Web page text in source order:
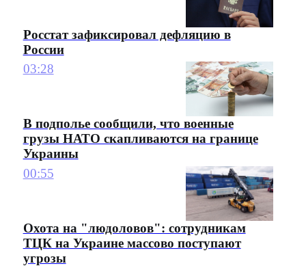
Росстат зафиксировал дефляцию в
России
03:28
В подполье сообщили, что военные
грузы НАТО скапливаются на границе
Украины
00:55
Охота на "людоловов": сотрудникам
ТЦК на Украине массово поступают
угрозы